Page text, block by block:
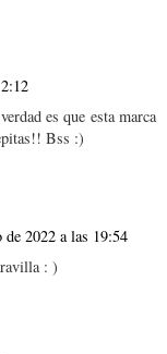
es que esta marca
Bss :)
2022 a las 19:54
: )